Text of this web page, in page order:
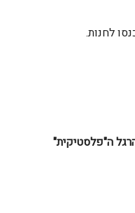
לחנות.
ה"פלסטיקית"